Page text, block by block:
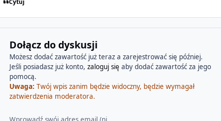
Cytuj
Dołącz do dyskusji
Możesz dodać zawartość już teraz a zarejestrować się później.
Jeśli posiadasz już konto, zaloguj się aby dodać zawartość za jego
pomocą.
Uwaga: Twój wpis zanim będzie widoczny, będzie wymagał
zatwierdzenia moderatora.